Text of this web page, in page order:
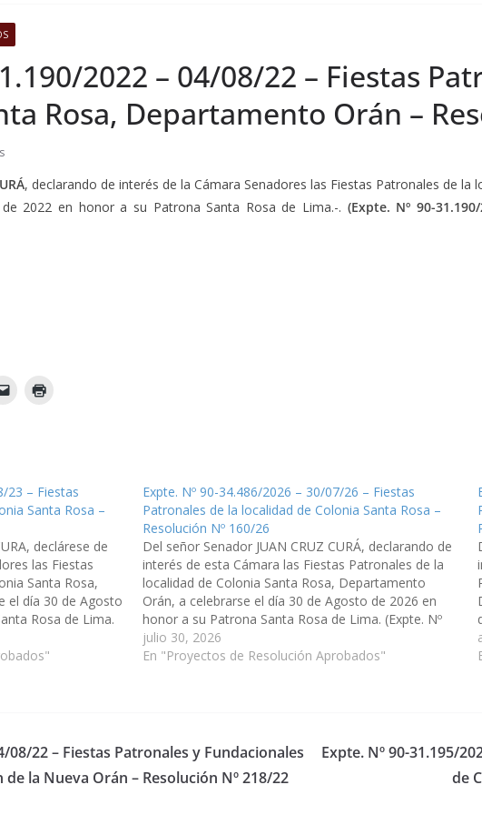
2022 – 04/08/22 – Fiestas
Rosa, Departamento Orán –
, declarando de interés de la Cámara Senadores las Fiestas Patronales de
2022 en honor a su Patrona Santa Rosa de Lima.-. (Expte. Nº 90-31.190/
23 – Fiestas
Santa Rosa –
declárese de
las Fiestas
Santa Rosa,
el día 30 de Agosto
Rosa de Lima.
Nº 187/23…
Expte. Nº 90-34.486/2026 – 30/07/26 – Fiestas
Patronales de la localidad de Colonia Santa Rosa –
Resolución Nº 160/26
Del señor Senador JUAN CRUZ CURÁ, declarando de
interés de esta Cámara las Fiestas Patronales de la
localidad de Colonia Santa Rosa, Departamento
Orán, a celebrarse el día 30 de Agosto de 2026 en
honor a su Patrona Santa Rosa de Lima. (Expte. Nº
90-34.486/2026, a la Comisión de Educación, Cultura,
Ciencia y…
julio 30, 2026
En "Proyectos de Resolución Aprobados"
08/22 – Fiestas Patronales y Fundacionales
la Nueva Orán – Resolución Nº 218/22
Expte. Nº 90-31.195/
de